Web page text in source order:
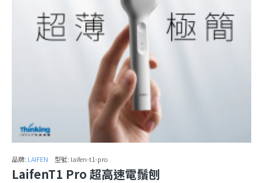
品牌: LAIFEN 型號: laifen-t1-pro
LaifenT1 Pro 超高速電鬚刨